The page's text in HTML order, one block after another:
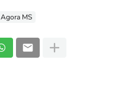
Agora MS